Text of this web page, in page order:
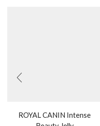
ROYAL CANIN Intense